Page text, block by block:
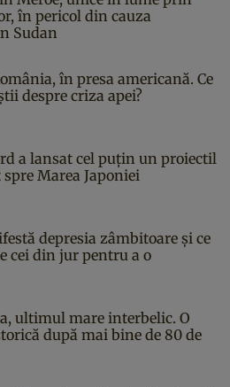
în pericol din cauza
Sudan
în presa americană. Ce
despre criza apei?
a lansat cel puțin un proiectil
Marea Japoniei
depresia zâmbitoare și ce
cei din jur pentru a o
ultimul mare interbelic. O
după mai bine de 80 de